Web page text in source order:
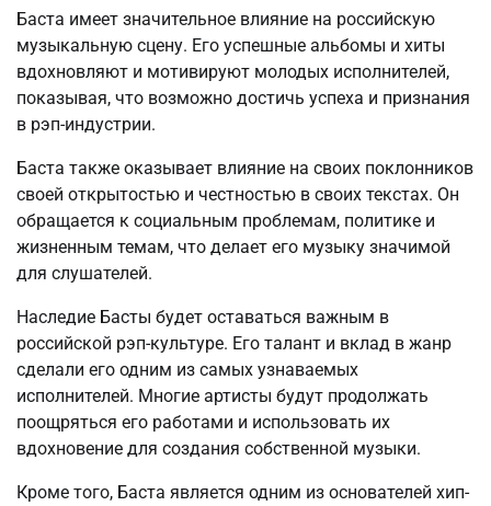
Баста имеет значительное влияние на российскую
музыкальную сцену. Его успешные альбомы и хиты
вдохновляют и мотивируют молодых исполнителей,
показывая, что возможно достичь успеха и признания
в рэп-индустрии.
Баста также оказывает влияние на своих поклонников
своей открытостью и честностью в своих текстах. Он
обращается к социальным проблемам, политике и
жизненным темам, что делает его музыку значимой
для слушателей.
Наследие Басты будет оставаться важным в
российской рэп-культуре. Его талант и вклад в жанр
сделали его одним из самых узнаваемых
исполнителей. Многие артисты будут продолжать
поощряться его работами и использовать их
вдохновение для создания собственной музыки.
Кроме того, Баста является одним из основателей хип-